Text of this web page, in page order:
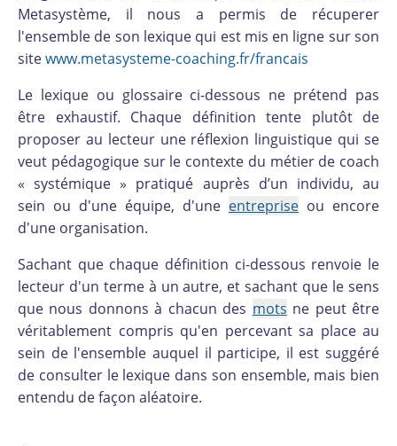
Metasystème, il nous a permis de récuperer
l'ensemble de son lexique qui est mis en ligne sur son
sitewww.metasysteme-coaching.fr/francais
Le lexique ou glossaire ci-dessous ne prétend pas
être exhaustif. Chaque définition tente plutôt de
proposer au lecteur une réflexion linguistique qui se
veut pédagogique sur le contexte du métier de coach
« systémique » pratiqué auprès d’un individu, au
sein ou d'une équipe, d'une entreprise ou encore
d'une organisation.
Sachant que chaque définition ci-dessous renvoie le
lecteur d'un terme à un autre, et sachant que le sens
que nous donnons à chacun des mots ne peut être
véritablement compris qu'en percevant sa place au
sein de l'ensemble auquel il participe, il est suggéré
de consulter le lexique dans son ensemble, mais bien
entendu de façon aléatoire.